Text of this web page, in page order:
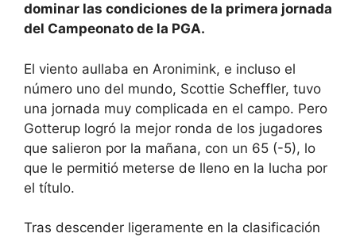
dominar las condiciones de la primera jornada
del Campeonato de la PGA.
El viento aullaba en Aronimink, e incluso el
número uno del mundo, Scottie Scheffler, tuvo
una jornada muy complicada en el campo. Pero
Gotterup logró la mejor ronda de los jugadores
que salieron por la mañana, con un 65 (-5), lo
que le permitió meterse de lleno en la lucha por
el título.
Tras descender ligeramente en la clasificación